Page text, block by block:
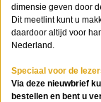
dimensie geven door
Dit meetlint kunt u
daardoor altijd voor
Nederland.
Speciaal voor de
Via deze nieuwbrief
bestellen en bent u